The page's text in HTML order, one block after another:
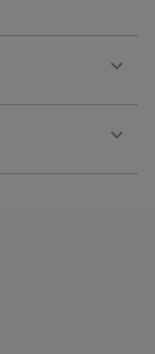
or
or